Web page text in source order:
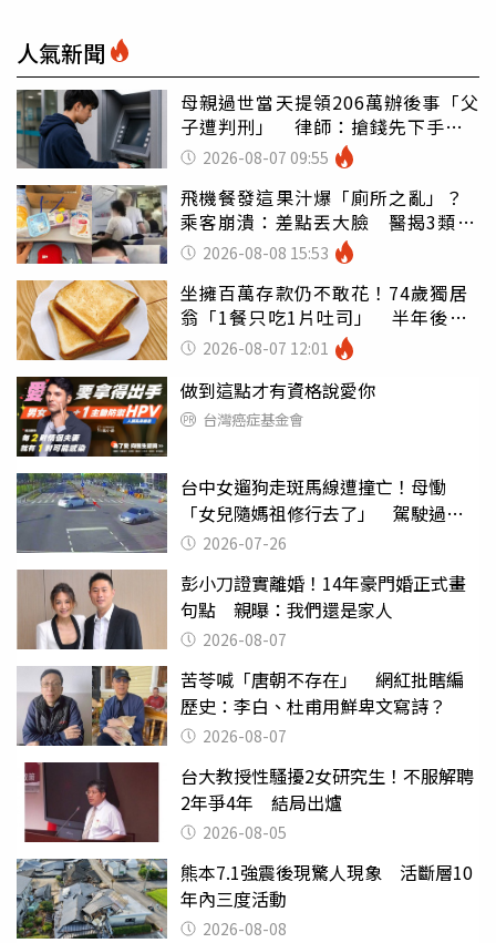
人氣新聞
母親過世當天提領206萬辦後事「父
子遭判刑」 律師：搶錢先下手是
罪 2026-08-07 09:55
飛機餐發這果汁爆「廁所之亂」？
乘客崩潰：差點丟大臉 醫揭3類人
別亂喝
2026-08-08 15:53
坐擁百萬存款仍不敢花！74歲獨居
翁「1餐只吃1片吐司」 半年後暴
瘦嚇壞女兒
2026-08-07 12:01
做到這點才有資格說愛你
台灣癌症基金會
台中女遛狗走斑馬線遭撞亡！母慟
「女兒隨媽祖修行去了」 駕駛過失
致死判9月
2026-07-26
彭小刀證實離婚！14年豪門婚正式畫
句點 親曝：我們還是家人
2026-08-07
苦苓喊「唐朝不存在」 網紅批瞎編
歷史：李白、杜甫用鮮卑文寫詩？
2026-08-07
台大教授性騷擾2女研究生！不服解聘
2年爭4年 結局出爐
2026-08-05
熊本7.1強震後現驚人現象 活斷層10
年內三度活動
2026-08-08